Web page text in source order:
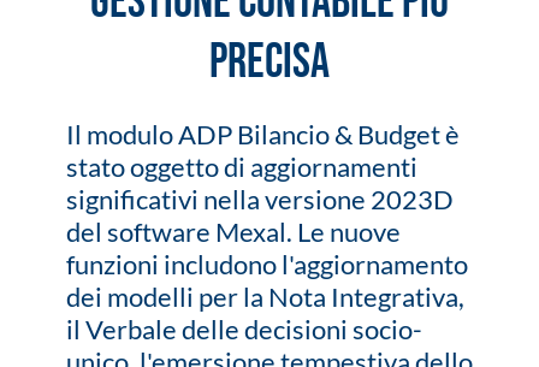
precisa
Il modulo ADP Bilancio & Budget è
stato oggetto di aggiornamenti
significativi nella versione 2023D
del software Mexal. Le nuove
funzioni includono l'aggiornamento
dei modelli per la Nota Integrativa,
il Verbale delle decisioni socio-